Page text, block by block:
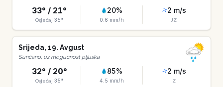
33° / 21°
Osjećaj 35°
20%
0.6 mm/h
2 m/s
JZ
Srijeda, 19. Avgust
Sunčano, uz mogućnost pljuska
32° / 20°
Osjećaj 35°
85%
4.5 mm/h
2 m/s
Z